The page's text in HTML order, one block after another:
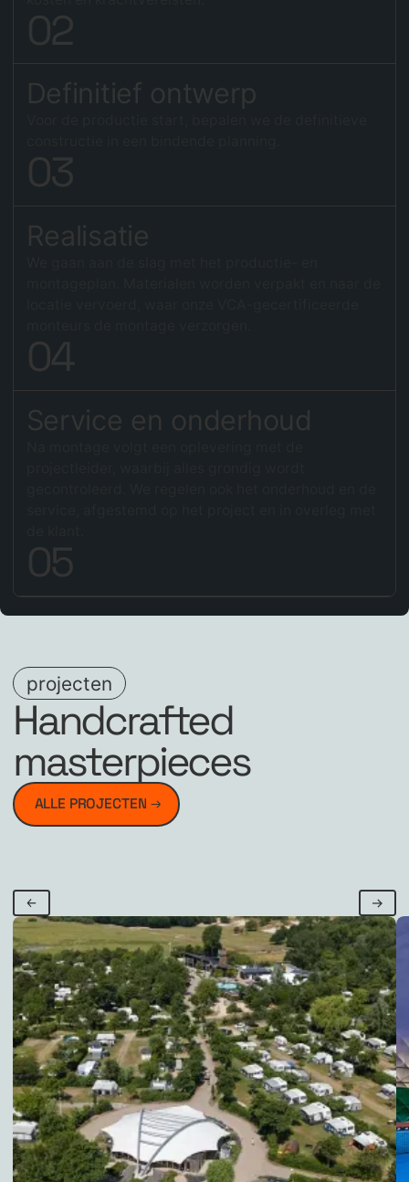
02
Definitief ontwerp
03
Realisatie
04
Service en onderhoud
05
projecten
Handcrafted
masterpieces
ALLE PROJECTEN